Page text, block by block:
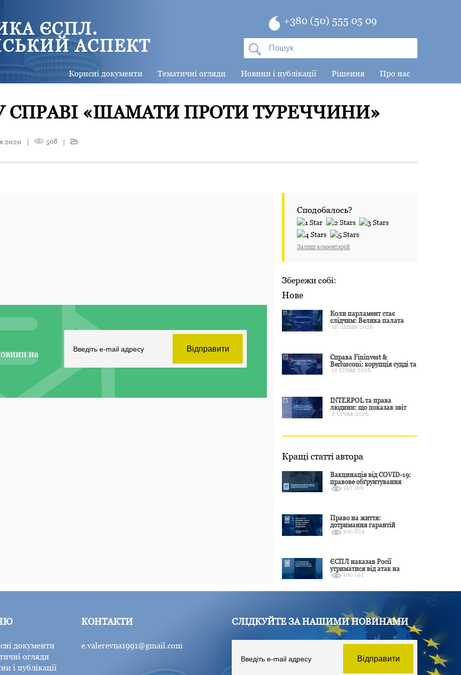
ЄСПЛ.
АСПЕКТ
+380 (50) 555 05 09
Корисні документи Тематичні огляди Новини і публікації Рішення Про нас
СПРАВІ «ШАМАТИ ПРОТИ ТУРЕЧЧИНИ»
2020 | 508 |
на
Сподобалось?
Залиш коментарій
Збережи собі:
Нове
Коли парламент стає
слідчим: Велика палата
ЄСПЛ окреслила межі
18 Липня 2026
Справа Fininvest &
Berlusconi: корупція судді та
презумпція невинуватості
12 Січня 2026
INTERPOL та права
людини: що показав звіт
CCF за 2024 рік і чого чекати
2 Січня 2026
Кращі статті автора
Вакцинація від COVID-19:
правове обґрунтування
відмови і захист від
142 166
Право на життя:
дотримання гарантій
Конвенції залежить від
100 824
ЄСПЛ наказав Росії
утриматися від атак на
цивільні об’єкти України
100 144
документи
огляди
і публікації
КОНТАКТИ
e.valerevna1991@gmail.com
СЛІДКУЙТЕ ЗА НАШИМИ НОВИНАМИ